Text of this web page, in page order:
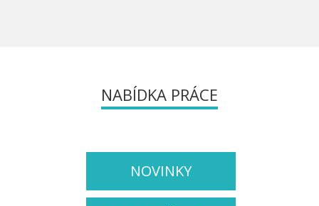
NABÍDKA PRÁCE
NOVINKY